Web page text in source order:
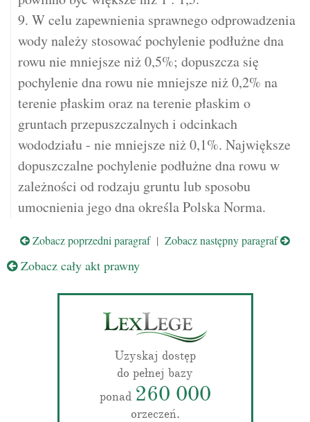
9. W celu zapewnienia sprawnego odprowadzenia
wody należy stosować pochylenie podłużne dna
rowu nie mniejsze niż 0,5%; dopuszcza się
pochylenie dna rowu nie mniejsze niż 0,2% na
terenie płaskim oraz na terenie płaskim o
gruntach przepuszczalnych i odcinkach
wododziału - nie mniejsze niż 0,1%. Największe
dopuszczalne pochylenie podłużne dna rowu w
zależności od rodzaju gruntu lub sposobu
umocnienia jego dna określa Polska Norma.
Zobacz poprzedni paragraf| Zobacz następny paragraf
Zobacz cały akt prawny
Uzyskaj dostęp
do pełnej bazy
ponad 260 000
orzeczeń.